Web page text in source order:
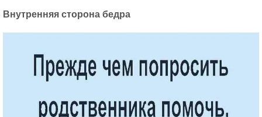
Внутренняя сторона бедра